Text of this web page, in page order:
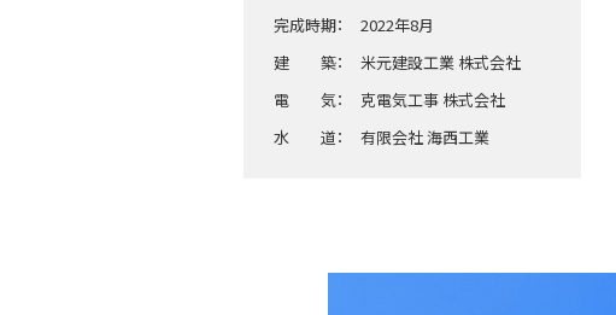
完成時期： 2022年8月
建 築： 米元建設工業 株式会社
電 気： 克電気工事 株式会社
水 道： 有限会社 海西工業